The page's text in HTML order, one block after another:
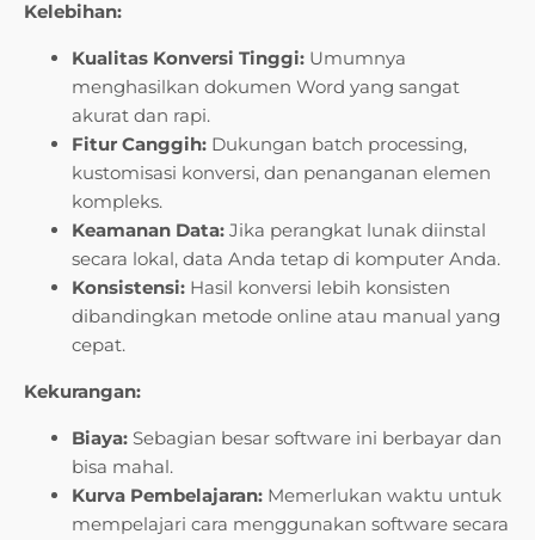
Kelebihan:
Kualitas Konversi Tinggi: Umumnya
menghasilkan dokumen Word yang sangat
akurat dan rapi.
Fitur Canggih: Dukungan batch processing,
kustomisasi konversi, dan penanganan elemen
kompleks.
Keamanan Data: Jika perangkat lunak diinstal
secara lokal, data Anda tetap di komputer Anda.
Konsistensi: Hasil konversi lebih konsisten
dibandingkan metode online atau manual yang
cepat.
Kekurangan:
Biaya: Sebagian besar software ini berbayar dan
bisa mahal.
Kurva Pembelajaran: Memerlukan waktu untuk
mempelajari cara menggunakan software secara